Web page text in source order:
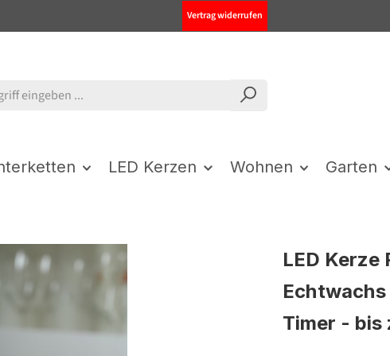
Vertrag widerrufen
LED Kerzen Wohnen Garten
LED Kerze
Echtwachs
Timer - bis